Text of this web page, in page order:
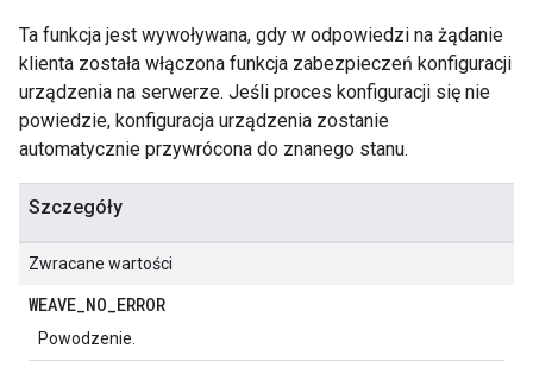
Ta funkcja jest wywoływana, gdy w odpowiedzi na żądanie
klienta została włączona funkcja zabezpieczeń konfiguracji
urządzenia na serwerze. Jeśli proces konfiguracji się nie
powiedzie, konfiguracja urządzenia zostanie
automatycznie przywrócona do znanego stanu.
Szczegóły
Zwracane wartości
WEAVE_NO_ERROR
Powodzenie.